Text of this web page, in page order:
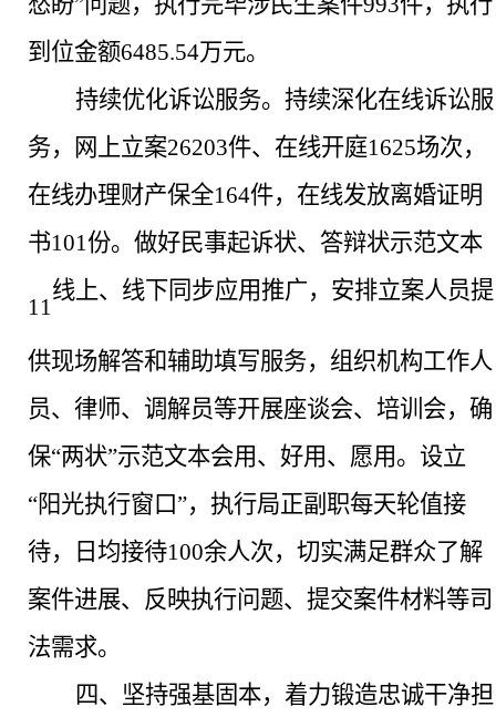
到位金额6485.54万元。
持续优化诉讼服务。 持续深化在线诉讼服
务，网上立案26203件、在线开庭1625场次，
在线办理财产保全164件，在线发放离婚证明
书101份。做好民事起诉状、答辩状示范文本
11
线上、线下同步应用推广，安排立案人员提
供现场解答和辅助填写服务，组织机构工作人
员、律师、调解员等开展座谈会、培训会，确
保“两状”示范文本会用、好用、愿用。设立
“阳光执行窗口”，执行局正副职每天轮值接
待，日均接待100余人次，切实满足群众了解
案件进展、反映执行问题、提交案件材料等司
法需求。
四、 坚持强基固本，着力锻造忠诚干净担